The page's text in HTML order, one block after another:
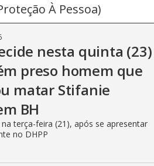
À Pessoa)
nesta quinta (23)
preso homem que
matar Stifanie
BH
terça-feira (21), após se apresentar
no DHPP